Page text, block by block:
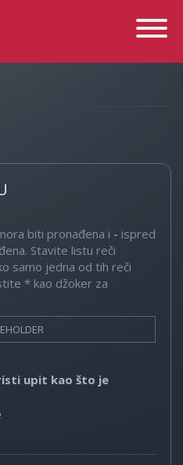
Toggle
biti pronađena i - ispred
Stavite listu reči
samo jedna od tih reči
* kao džoker za
upit kao što je